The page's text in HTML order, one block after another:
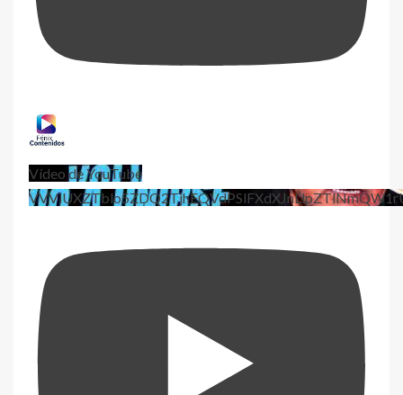
Vídeo de YouTube